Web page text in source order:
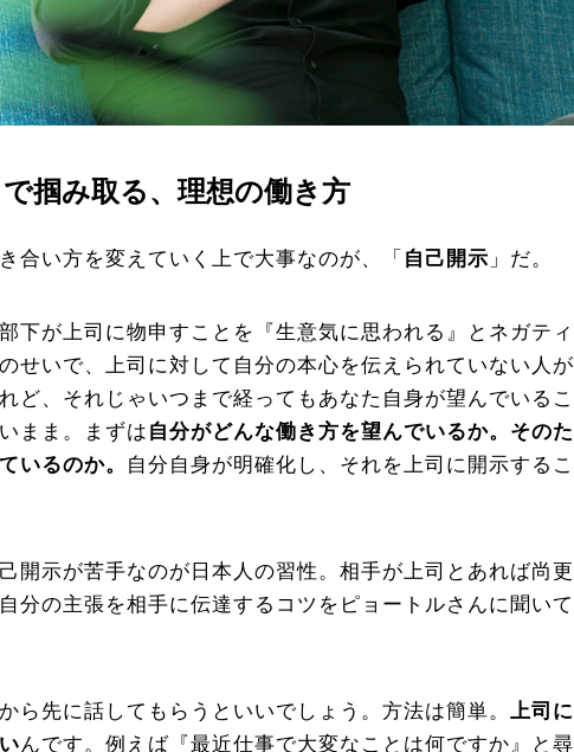
で掴み取る、理想の働き方
合い方を変えていく上で大事なのが、「 自己開示 」だ。
下が上司に物申すことを『生意気に思われる』とネガティ
せいで、上司に対して自分の本心を伝えられていない人が
ど、それじゃいつまで経ってもあなた自身が望んでいるこ
まま。まずは 自分がどんな働き方を望んでいるか。そのた
いるのか。
自分自身が明確化し、それを上司に開示するこ
開示が苦手なのが日本人の習性。相手が上司とあれば尚更
分の主張を相手に伝達するコツをピョートルさんに聞いて
ら先に話してもらうといいでしょう。方法は簡単。 上司に
んです。例えば『最近仕事で大変なことは何ですか』と尋